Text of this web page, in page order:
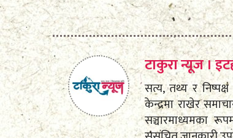
टाकुरा न्यूज ।
सत्य, तथ्य र
केन्द्रमा राखेर
सञ्चारमाध्यमका